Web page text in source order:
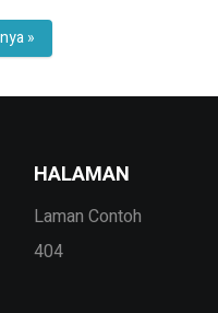
»
HALAMAN
Laman Contoh
404